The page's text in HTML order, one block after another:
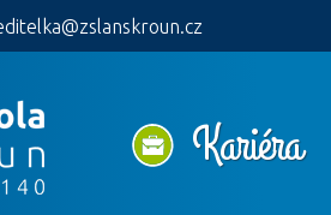
Kariéra